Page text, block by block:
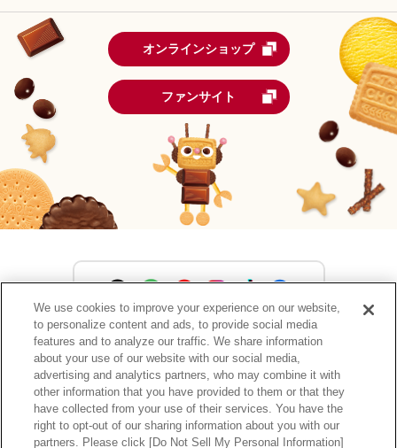
オンラインショップ
ファンサイト
森永製菓公式アカウント一覧
サイトマップ RSSの配信について
プライバシーポリシー
ウェブアクセシビリティ
ご利用規約 リンク
We use cookies to improve your experience on our website,
to personalize content and ads, to provide social media
features and to analyze our traffic. We share information
about your use of our website with our social media,
advertising and analytics partners, who may combine it with
other information that you have provided to them or that they
have collected from your use of their services. You have the
right to opt-out of our sharing information about you with our
partners. Please click [Do Not Sell My Personal Information]